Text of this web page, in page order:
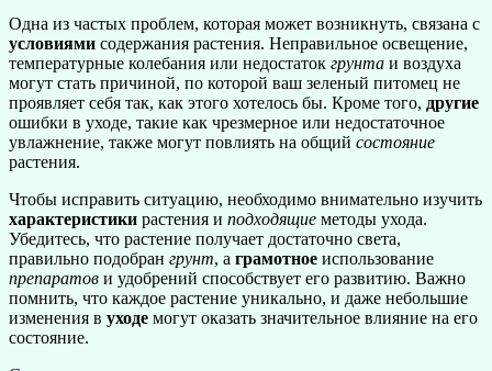
Одна из частых проблем, которая может возникнуть, связана с
условиями содержания растения. Неправильное освещение,
температурные колебания или недостаток грунта и воздуха
могут стать причиной, по которой ваш зеленый питомец не
проявляет себя так, как этого хотелось бы. Кроме того, другие
ошибки в уходе, такие как чрезмерное или недостаточное
увлажнение, также могут повлиять на общий состояние
растения.
Чтобы исправить ситуацию, необходимо внимательно изучить
характеристики растения и подходящие методы ухода.
Убедитесь, что растение получает достаточно света,
правильно подобран грунт, а грамотное использование
препаратов и удобрений способствует его развитию. Важно
помнить, что каждое растение уникально, и даже небольшие
изменения в уходе могут оказать значительное влияние на его
состояние.